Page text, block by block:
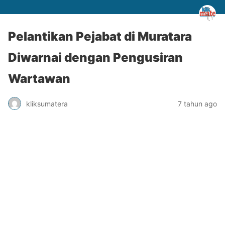
Pelantikan Pejabat di Muratara
Diwarnai dengan Pengusiran
Wartawan
kliksumatera 7 tahun ago